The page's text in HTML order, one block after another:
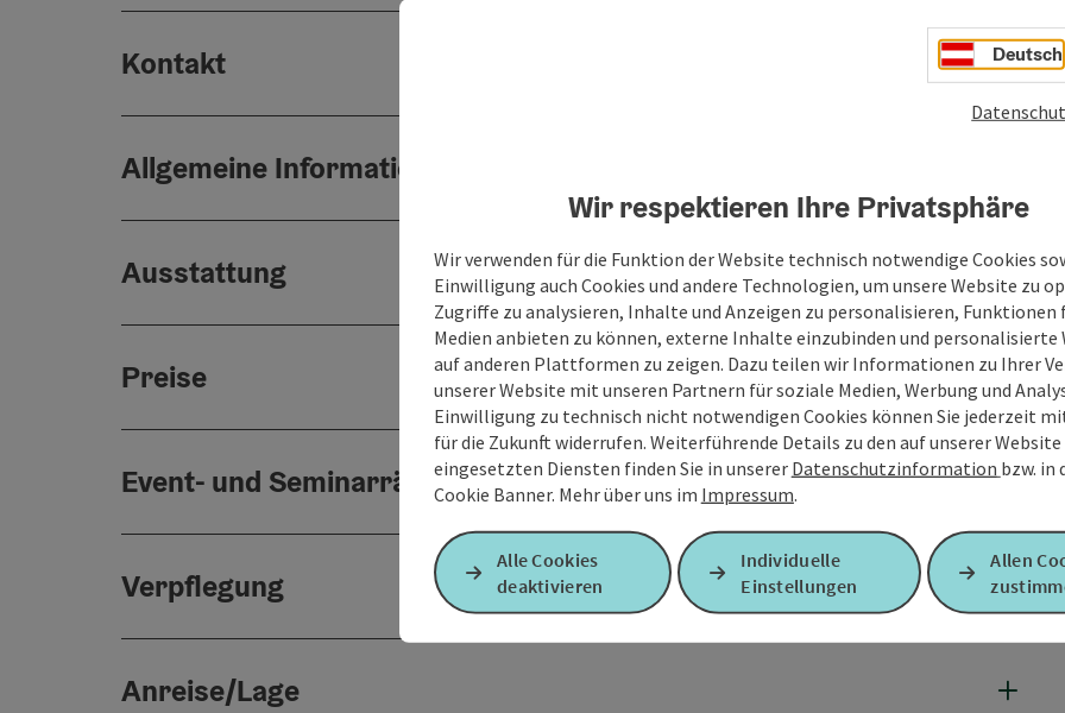
Kontakt
Allgemeine Informationen
Ausstattung
Preise
Event- und Seminarräume
Verpflegung
Anreise/Lage
Deutsch
Wir respektieren Ihre Privatsphäre
Wir verwenden für die Funktion der Website technisch notwendige Cookies
Einwilligung auch Cookies und andere Technologien, um unsere Website zu
Zugriffe zu analysieren, Inhalte und Anzeigen zu personalisieren, Funktionen
Medien anbieten zu können, externe Inhalte einzubinden und personalisierte
auf anderen Plattformen zu zeigen. Dazu teilen wir Informationen zu Ihrer
unserer Website mit unseren Partnern für soziale Medien, Werbung und
Einwilligung zu technisch nicht notwendigen Cookies können Sie jederzeit
für die Zukunft widerrufen. Weiterführende Details zu den auf unserer Website
eingesetzten Diensten finden Sie in unserer Datenschutzinformation bzw. in
Cookie Banner. Mehr über uns im Impressum.
Alle Cookies
deaktivieren
Individuelle
Einstellungen
Allen